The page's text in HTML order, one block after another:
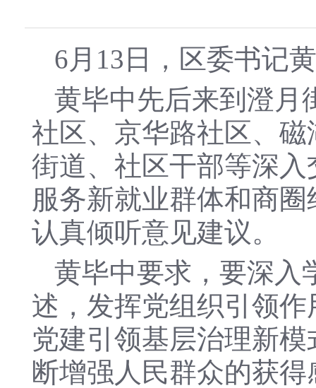
6月13日，区委书记
黄毕中先后来到澄月
社区、京华路社区、
街道、社区干部等深
服务新就业群体和商
认真倾听意见建议。
黄毕中要求，要深入
述，发挥党组织引领
党建引领基层治理新
断增强人民群众的获